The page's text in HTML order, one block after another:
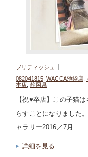
ブリティッシュ
082041815 WACCA池袋店
本店 静岡県
【祝♥︎卒店】この子猫
らすことになりました
ャラリー2016／7月 …
詳細を見る